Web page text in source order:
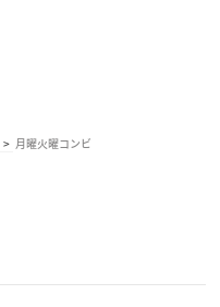
月曜火曜コンビ